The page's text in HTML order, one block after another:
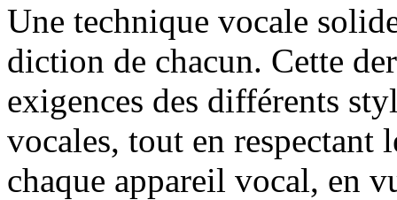
Une technique vocale
diction de chacun. Cette
exigences des différents
vocales, tout en
chaque appareil vocal, en